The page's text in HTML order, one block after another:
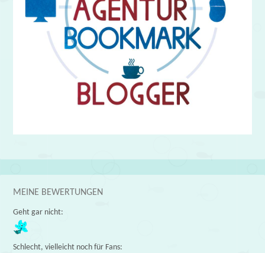
MEINE BEWERTUNGEN
Geht gar nicht:
Schlecht, vielleicht noch für Fans: